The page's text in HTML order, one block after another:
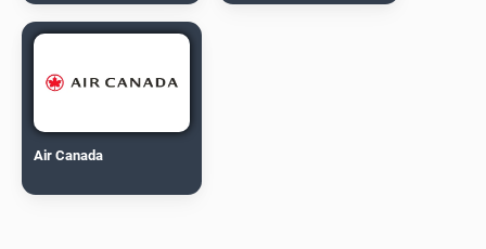
Air Canada